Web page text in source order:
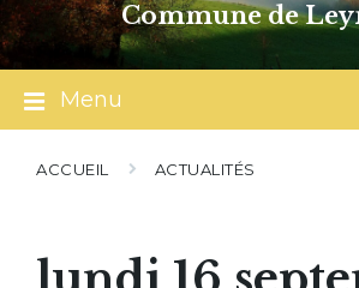
Commune de
Menu
ACCUEIL ACTUALITÉS